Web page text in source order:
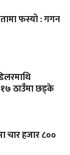
फस्यो : गगन
१७ ठाउँमा छड्के
चार हजार ८००